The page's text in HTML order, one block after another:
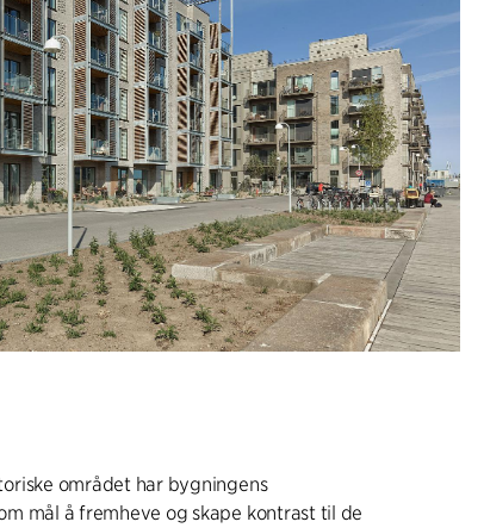
området har bygningens
mål å fremheve og skape kontrast til de